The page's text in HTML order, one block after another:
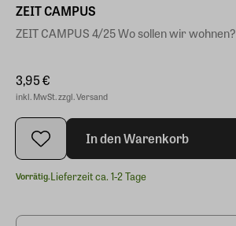
ZEIT CAMPUS
ZEIT CAMPUS 4/25 Wo sollen wir wohnen?
3,95 €
inkl. MwSt. zzgl. Versand
In den Warenkorb
Vorrätig.Lieferzeit ca. 1-2 Tage